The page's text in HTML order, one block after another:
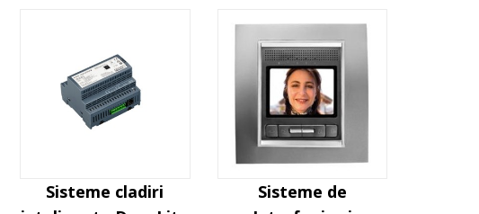
Sisteme cladiri
Sisteme de